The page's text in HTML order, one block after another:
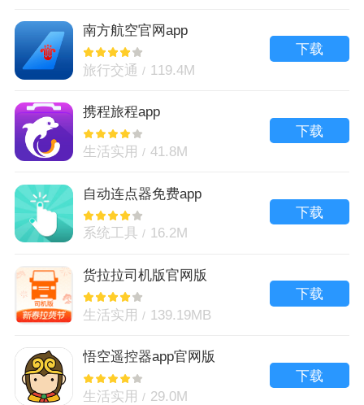
南方航空官网app
旅行交通 119.4M
下载
携程旅程app
生活实用 41.8M
下载
自动连点器免费app
系统工具 16.2M
下载
货拉拉司机版官网版
生活实用 139.19MB
下载
悟空遥控器app官网版
生活实用 29.0M
下载